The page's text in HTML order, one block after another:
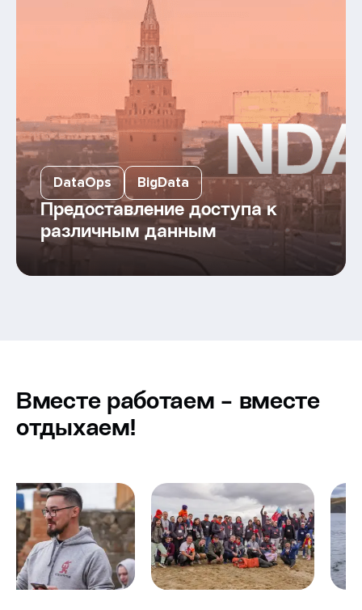
DataOps BigData
Предоставление доступа к
различным данным
Вместе работаем - вместе
отдыхаем!